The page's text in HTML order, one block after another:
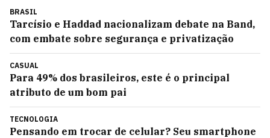
BRASIL
Tarcísio e Haddad nacionalizam debate na Band,
com embate sobre segurança e privatização
CASUAL
Para 49% dos brasileiros, este é o principal
atributo de um bom pai
TECNOLOGIA
Pensando em trocar de celular? Seu smartphone